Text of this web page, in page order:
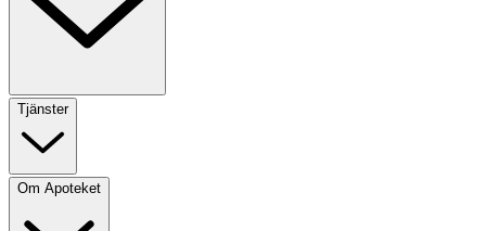
Tjänster
Om Apoteket